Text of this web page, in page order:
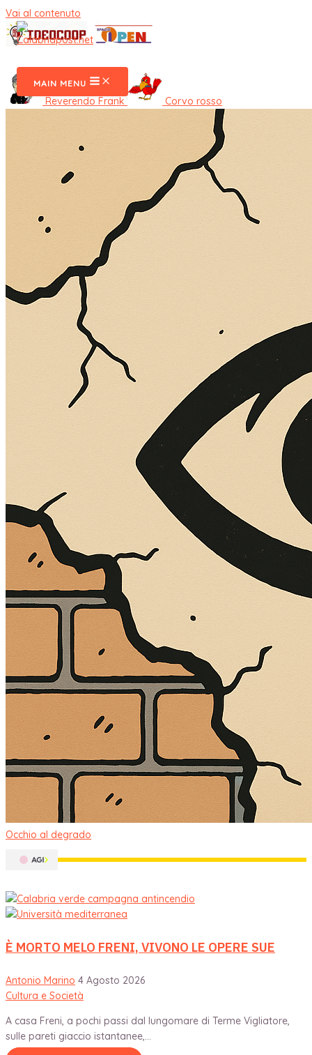
Vai al contenuto
MAIN MENU
Reverendo Frank Corvo rosso
Occhio al degrado
È MORTO MELO FRENI, VIVONO LE OPERE SUE
Antonio Marino 4 Agosto 2026
Cultura e Società
A casa Freni, a pochi passi dal lungomare di Terme Vigliatore,
sulle pareti giaccio istantanee,...